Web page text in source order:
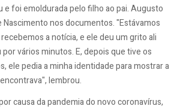
e foi emoldurada pelo filho ao pai. Augusto
Nascimento nos documentos. "Estávamos
a notícia, e ele deu um grito ali
vários minutos. E, depois que tive os
ele pedia a minha identidade para mostrar a
lembrou.
causa da pandemia do novo coronavírus,